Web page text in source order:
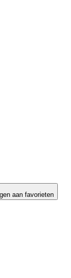
aan favorieten